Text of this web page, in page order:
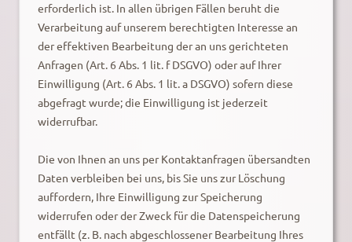
erforderlich ist. In allen übrigen Fällen beruht die
Verarbeitung auf unserem berechtigten Interesse an
der effektiven Bearbeitung der an uns gerichteten
Anfragen (Art. 6 Abs. 1 lit. f DSGVO) oder auf Ihrer
Einwilligung (Art. 6 Abs. 1 lit. a DSGVO) sofern diese
abgefragt wurde; die Einwilligung ist jederzeit
widerrufbar.
Die von Ihnen an uns per Kontaktanfragen übersandten
Daten verbleiben bei uns, bis Sie uns zur Löschung
auffordern, Ihre Einwilligung zur Speicherung
widerrufen oder der Zweck für die Datenspeicherung
entfällt (z. B. nach abgeschlossener Bearbeitung Ihres